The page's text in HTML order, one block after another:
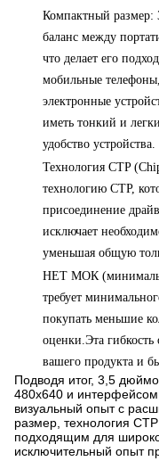
Компактный размер:
баланс между
что делает его
мобильные
электронные
иметь тонкий и
удобство устройства.
Технология CTP
технологию CTP,
присоединение
исключает
уменьшая общую
НЕТ МОК
требует
покупать меньшие
оценки.Эта гибкость
вашего продукта и
Подводя итог, 3,5
480x640 и интерфейсом
визуальный опыт с
размер, технология
подходящим для
исключительный опыт